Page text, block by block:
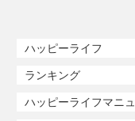
ハッピーライフ
ランキング
ハッピーライフマニ